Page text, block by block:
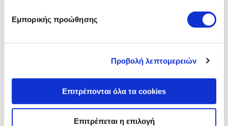
Εμπορικής προώθησης
Προβολή λεπτομερειών
Επιτρέπονται όλα τα cookies
Επιτρέπεται η επιλογή
δημιούργησαν οι σχεδιαστές της Jaguar. Μια Jaguar XE σε φυσικό
μέγεθος σχηματισμένη από λέξεις, σε διάφορες γλώσσες, που